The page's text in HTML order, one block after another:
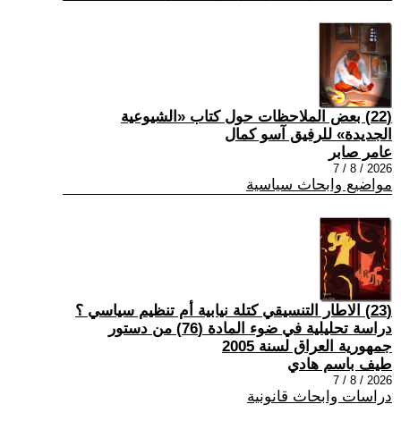
(22) بعض الملاحظات حول كتاب «الشيوعية
الجديدة» للرفيق آسو كمال
عامر صابر
2026 / 8 / 7
مواضيع وابحاث سياسية
(23) الاطار التنسيقي كتلة نيابية أم تنظيم سياسي ؟
دراسة تحليلية في ضوء المادة (76) من دستور
جمهورية العراق لسنة 2005
طيف باسم هادي
2026 / 8 / 7
دراسات وابحاث قانونية